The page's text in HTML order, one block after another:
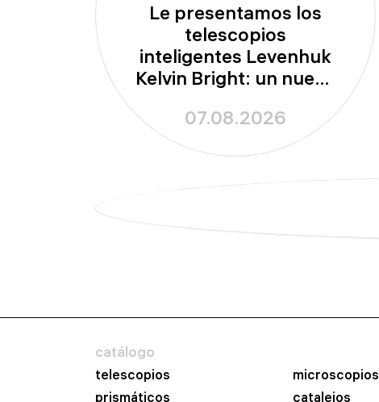
Le presentamos los
telescopios
inteligentes Levenhuk
Kelvin Bright: un nuevo
astronomía amateur
07.08.2026
catálogo
telescopios
microscopios
prismáticos
catalejos